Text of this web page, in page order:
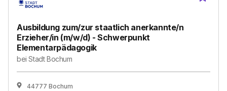
Ausbildung zum/zur staatlich anerkannte/n
Erzieher/in (m/w/d) - Schwerpunkt
Elementarpädagogik
beiStadt Bochum
44777 Bochum